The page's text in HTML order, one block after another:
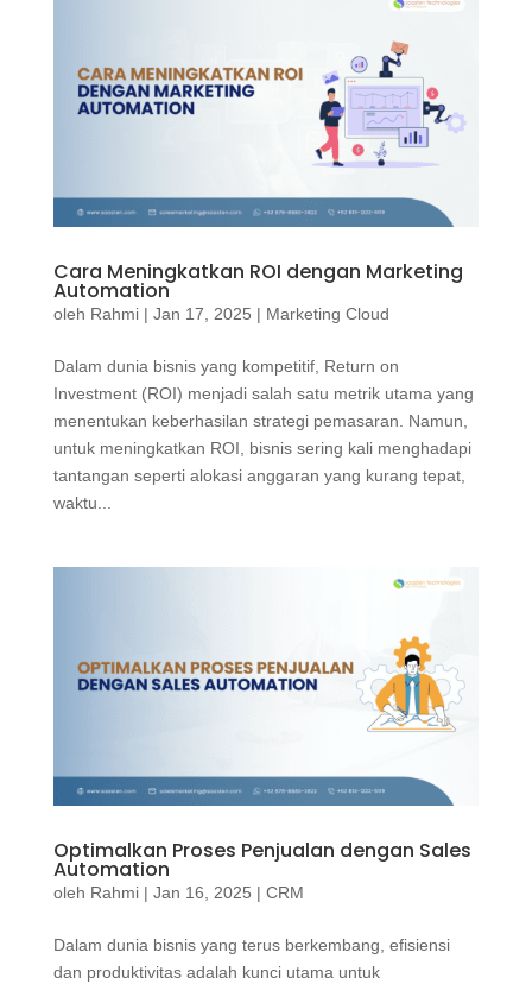
Cara Meningkatkan ROI dengan Marketing
Automation
oleh Rahmi| Jan 17, 2025 | Marketing Cloud
Dalam dunia bisnis yang kompetitif, Return on
Investment (ROI) menjadi salah satu metrik utama yang
menentukan keberhasilan strategi pemasaran. Namun,
untuk meningkatkan ROI, bisnis sering kali menghadapi
tantangan seperti alokasi anggaran yang kurang tepat,
waktu...
Optimalkan Proses Penjualan dengan Sales
Automation
oleh Rahmi| Jan 16, 2025 | CRM
Dalam dunia bisnis yang terus berkembang, efisiensi
dan produktivitas adalah kunci utama untuk